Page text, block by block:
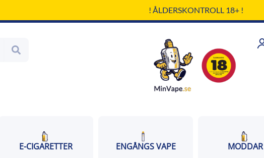
! ÅLDERSKONTROLL 18+ !
E-CIGARETTER ENGÅNGS VAPE MODDAR